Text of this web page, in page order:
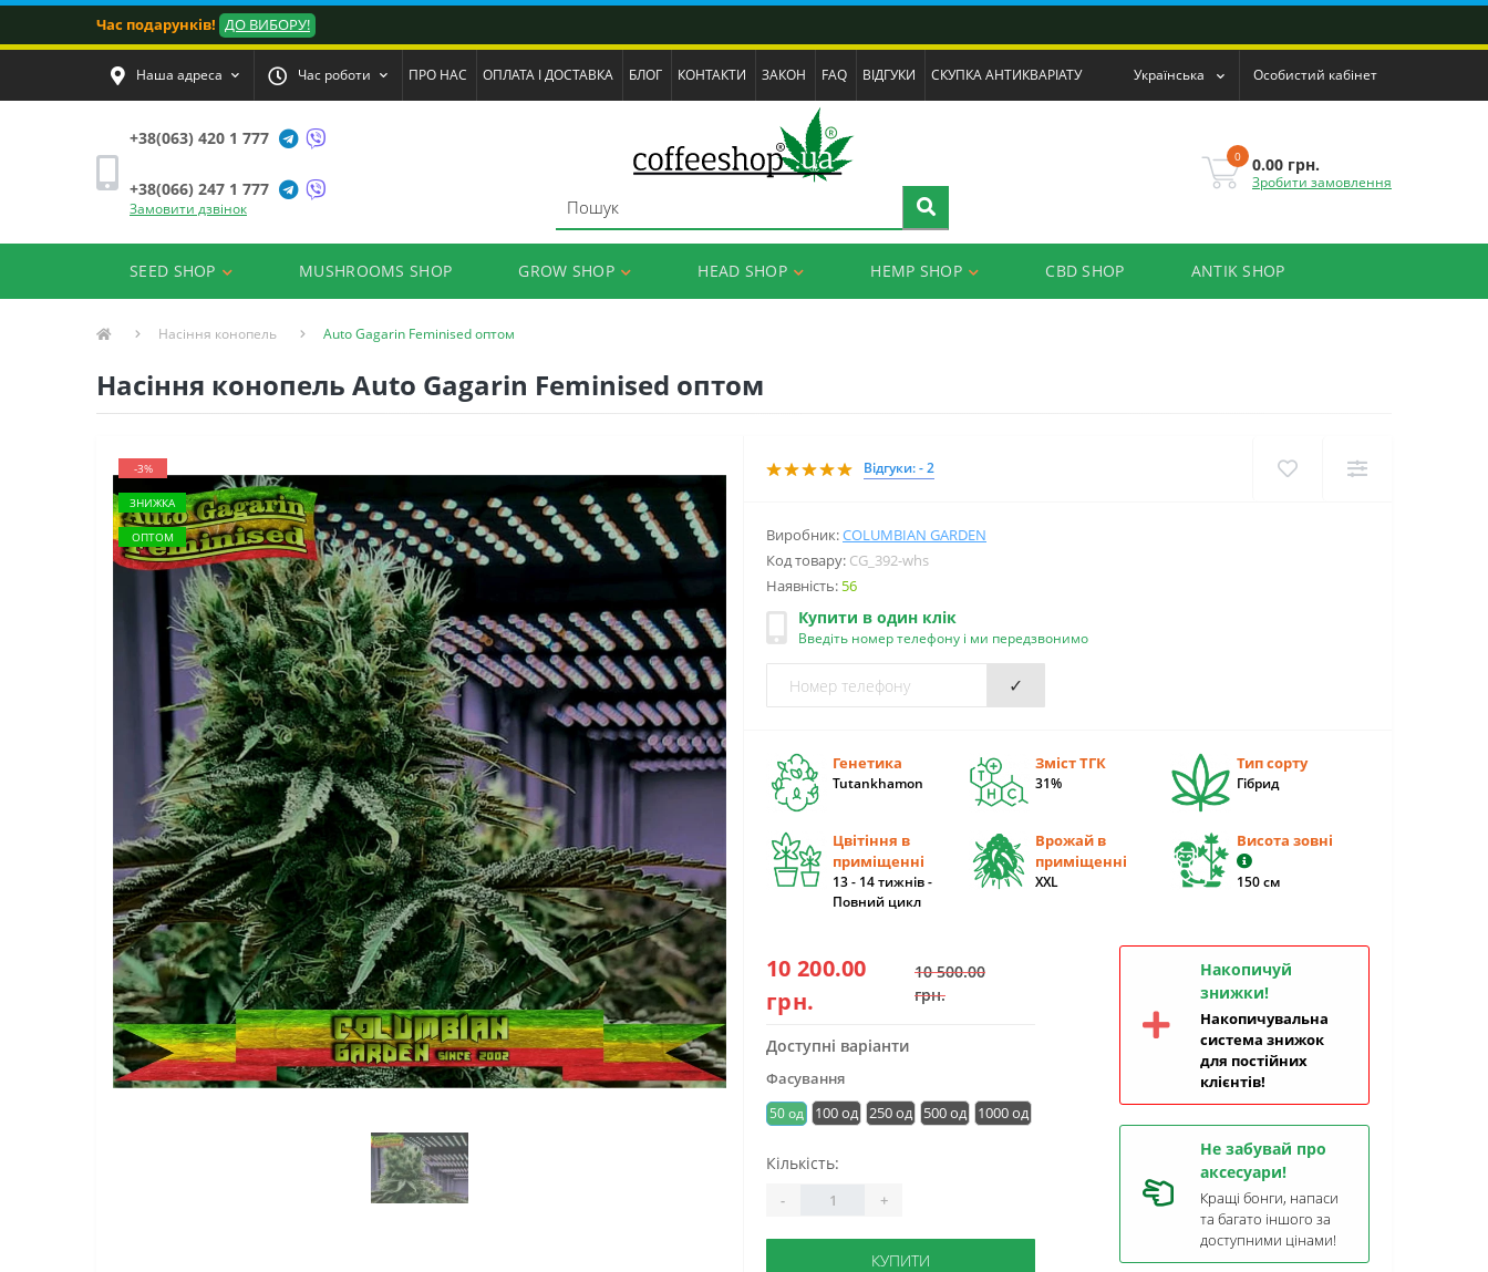
Час подарунків! ДО ВИБОРУ!
Наша адреса Час роботи ПРО НАС ОПЛАТА І ДОСТАВКА БЛОГ КОНТАКТИ ЗАКОН FAQ ВІДГУКИ СКУПКА АНТИКВАРІАТУ Українська Особистий кабінет
+38(063) 420 1 777
+38(066) 247 1 777
Замовити дзвінок
0 0.00 грн.
Зробити замовлення
SEED SHOP MUSHROOMS SHOP GROW SHOP HEAD SHOP HEMP SHOP CBD SHOP ANTIK SHOP
Насіння конопель Auto Gagarin Feminised оптом
Насіння конопель Auto Gagarin Feminised оптом
-3%
ЗНИЖКА
ОПТОМ
Відгуки: - 2
Виробник:COLUMBIAN GARDEN
Код товару: CG_392-whs
Наявність: 56
Купити в один клік
Введіть номер телефону і ми передзвонимо
✓
Генетика
Tutankhamon
Зміст ТГК
31%
Тип сорту
Гiбрид
Цвітіння в
приміщенні
13 - 14 тижнів -
Повний цикл
Врожай в
приміщенні
XXL
Висота зовні
150 см
10 200.00
грн.
10 500.00
грн.
Доступні варіанти
Фасування
50 од 100 од 250 од 500 од 1000 од
Кількість:
- +
КУПИТИ
Накопичуй
знижки!
Накопичувальна
система знижок
для постійних
клієнтів!
Не забувай про
аксесуари!
Кращі бонги, напаси
та багато іншого за
доступними цінами!